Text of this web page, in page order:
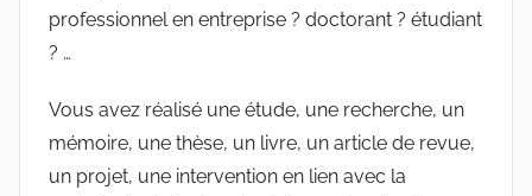
professionnel en entreprise ? doctorant ? étudiant
? …
Vous avez réalisé une étude, une recherche, un
mémoire, une thèse, un livre, un article de revue,
un projet, une intervention en lien avec la